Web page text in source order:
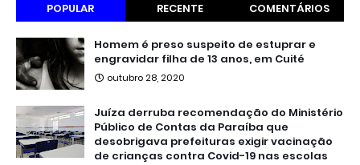
POPULAR RECENTE COMENTÁRIOS
Homem é preso suspeito de estuprar e
engravidar filha de 13 anos, em Cuité
outubro 28, 2020
Juíza derruba recomendação do Ministério
Público de Contas da Paraíba que
desobrigava prefeituras exigir vacinação
de crianças contra Covid-19 nas escolas